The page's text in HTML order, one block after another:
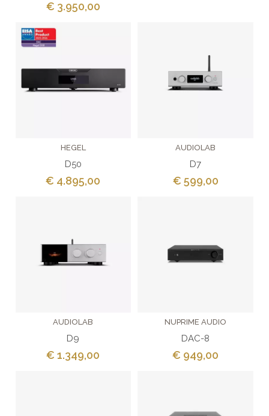
€ 3.950,00
HEGEL
D50
€ 4.895,00
AUDIOLAB
D7
€ 599,00
AUDIOLAB
D9
€ 1.349,00
NUPRIME AUDIO
DAC-8
€ 949,00